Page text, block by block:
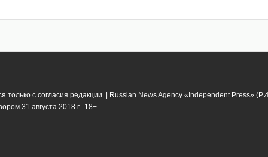
с согласия редакции. | Russian News Agency «Independent Press»
31 августа 2018 г.. 18+